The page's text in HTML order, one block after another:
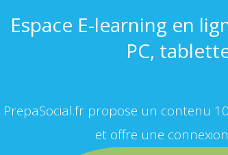
Espace E-learning en
PC,
PrepaSocial.fr propose un contenu
et offre une